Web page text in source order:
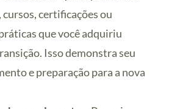
certificações ou
que você adquiriu
Isso demonstra seu
e preparação para a nova